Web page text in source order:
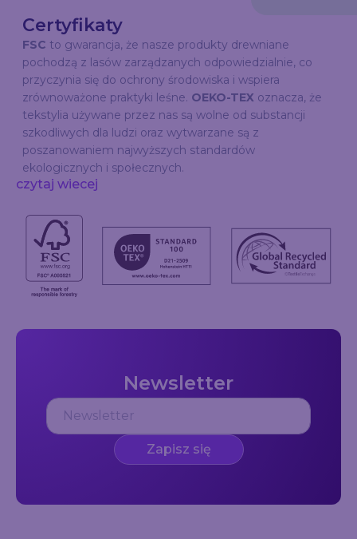
Certyfikaty
FSC to gwarancja, że nasze produkty drewniane
pochodzą z lasów zarządzanych odpowiedzialnie, co
przyczynia się do ochrony środowiska i wspiera
zrównoważone praktyki leśne. OEKO-TEX oznacza, że
tekstylia używane przez nas są wolne od substancji
szkodliwych dla ludzi oraz wytwarzane są z
poszanowaniem najwyższych standardów
ekologicznych i społecznych.
czytaj wiecej
Newsletter
Zapisz się